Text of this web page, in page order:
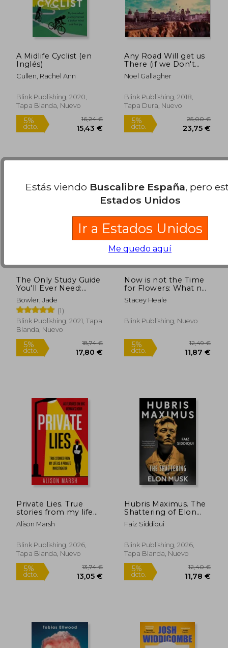
5%
dcto. 17,87 €
5%
dcto.
5% 31,25 € 5%
A Midlife Cyclist (en
Inglés)
Cullen, Rachel Ann
Blink Publishing, 2020,
Tapa Blanda, Nuevo
Any Road Will get us
There (if we Don't
Know Where We're
Going) (en Inglés)
Noel Gallagher
Blink Publishing, 2018,
Tapa Dura, Nuevo
The Only Study Guide
You'll Ever Need:
Simple Tips, Tricks
and Techniques to
Help You Ace Your
Studies and Pass Your
Exams! (en Inglés)
Bowler, Jade
(1)
Blink Publishing, 2021, Tapa
Blanda, Nuevo
Now is not the Time
for Flowers: What no
one Tells you About
Life, Love and Loss
Stacey Heale
Blink Publishing, Nuevo
Private Lies. True
stories from my life
as a Private
Investigator (en
Alison Marsh
Blink Publishing, 2026,
Tapa Blanda, Nuevo
Hubris Maximus. The
Shattering of Elon
Musk (en Inglés)
Faiz Siddiqui
Blink Publishing, 2026,
Tapa Blanda, Nuevo
Estás viendo Buscalibre España, pero
Estados Unidos
Ir a Estados Unidos
Me quedo aquí